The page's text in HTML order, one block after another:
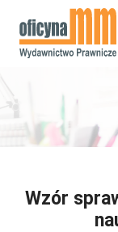
Wzór